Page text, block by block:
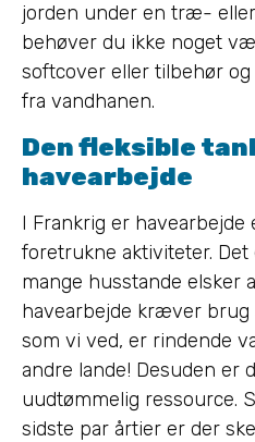
jorden under en træ-
behøver du ikke noget
softcover eller tilbehør
fra vandhanen.
Den fleksible
havearbejde
I Frankrig er havearbejde
foretrukne aktiviteter. Det
mange husstande elsker
havearbejde kræver brug
som vi ved, er rindende
andre lande! Desuden er
uudtømmelig ressource.
sidste par årtier er der